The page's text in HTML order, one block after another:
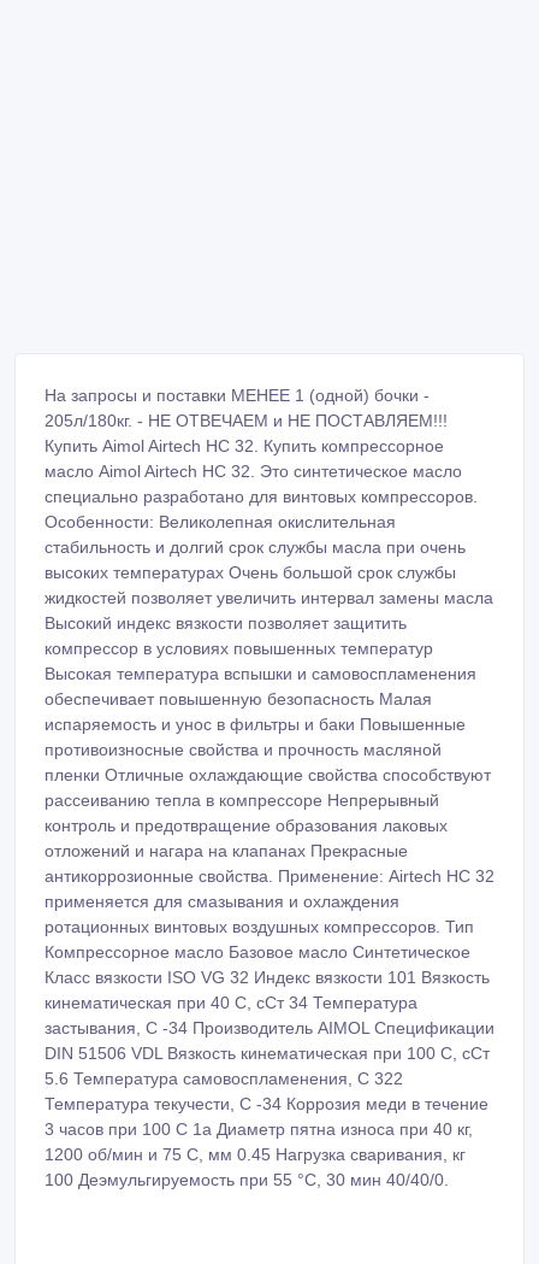
На запросы и поставки МЕНЕЕ 1 (одной) бочки -
205л/180кг. - НЕ ОТВЕЧАЕМ и НЕ ПОСТАВЛЯЕМ!!!
Купить Aimol Airtech HC 32. Купить компрессорное
масло Aimol Airtech HC 32. Это синтетическое масло
специально разработано для винтовых компрессоров.
Особенности: Великолепная окислительная
стабильность и долгий срок службы масла при очень
высоких температурах Очень большой срок службы
жидкостей позволяет увеличить интервал замены масла
Высокий индекс вязкости позволяет защитить
компрессор в условиях повышенных температур
Высокая температура вспышки и самовоспламенения
обеспечивает повышенную безопасность Малая
испаряемость и унос в фильтры и баки Повышенные
противоизносные свойства и прочность масляной
пленки Отличные охлаждающие свойства способствуют
рассеиванию тепла в компрессоре Непрерывный
контроль и предотвращение образования лаковых
отложений и нагара на клапанах Прекрасные
антикоррозионные свойства. Применение: Airtech HC 32
применяется для смазывания и охлаждения
ротационных винтовых воздушных компрессоров. Тип
Компрессорное масло Базовое масло Синтетическое
Класс вязкости ISO VG 32 Индекс вязкости 101 Вязкость
кинематическая при 40 С, сСт 34 Температура
застывания, С -34 Производитель AIMOL Спецификации
DIN 51506 VDL Вязкость кинематическая при 100 С, сСт
5.6 Температура самовоспламенения, С 322
Температура текучести, С -34 Коррозия меди в течение
3 часов при 100 С 1а Диаметр пятна износа при 40 кг,
1200 об/мин и 75 С, мм 0.45 Нагрузка сваривания, кг
100 Деэмульгируемость при 55 °C, 30 мин 40/40/0.